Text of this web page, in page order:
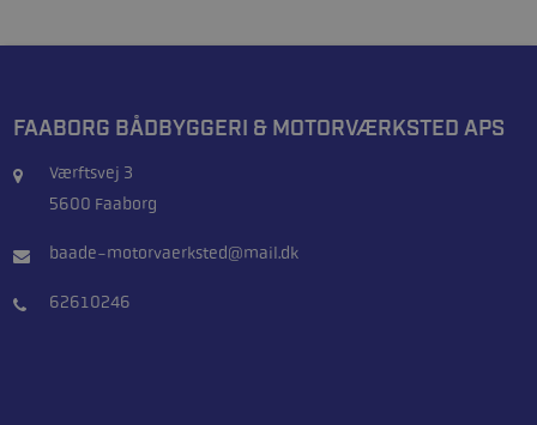
FAABORG BÅDBYGGERI & MOTORVÆRKSTED APS
Værftsvej 3
5600 Faaborg
baade-motorvaerksted@mail.dk
62610246